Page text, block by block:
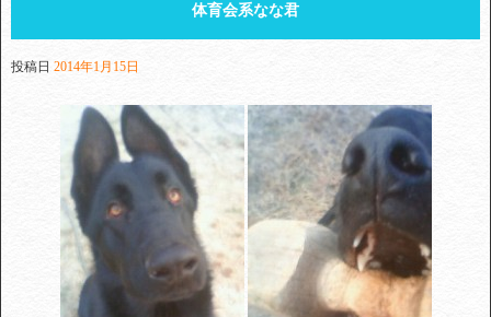
体育会系なな君
投稿日 2014年1月15日